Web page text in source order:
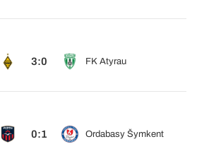
3:0 FK Atyrau
0:1 Ordabasy Šymkent